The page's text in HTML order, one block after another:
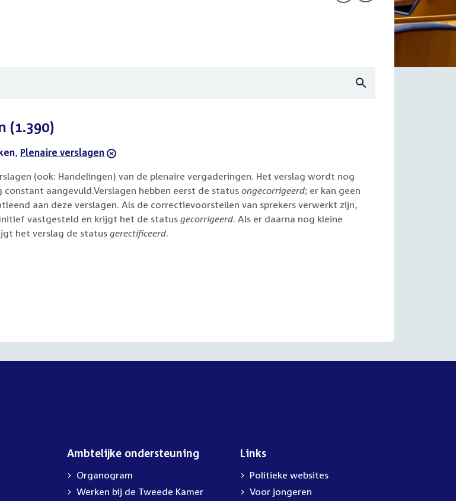
(1.390)
, verwijder
Plenaire verslagen
(ook: Handelingen) van de plenaire vergaderingen. Het verslag wordt nog
aangevuld.Verslagen hebben eerst de status ongecorrigeerd; er kan geen
aan deze verslagen. Als de correctievoorstellen van sprekers verwerkt zijn,
vastgesteld en krijgt het de status gecorrigeerd. Als er daarna nog kleine
het verslag de status gerectificeerd.
Ambtelijke ondersteuning
Organogram
Werken bij de Tweede Kamer
Links
Politieke websites
Voor jongeren